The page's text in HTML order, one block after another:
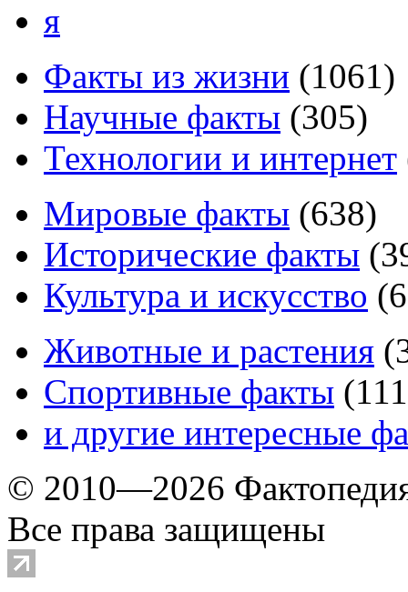
я
Факты из жизни (1061)
Научные факты (305)
Технологии и интернет
Мировые факты (638)
Исторические факты (
Культура и искусство (
Животные и растения (
Спортивные факты (111
и другие интересные
© 2010—2026
Все права защищены